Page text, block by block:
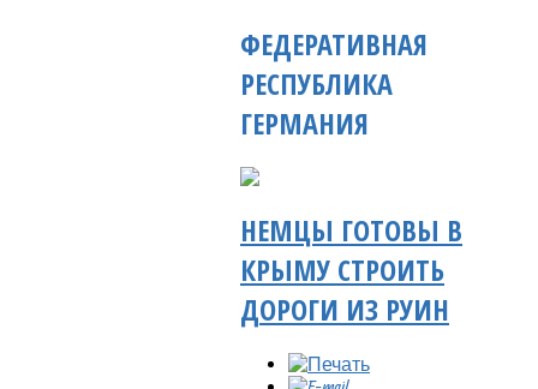
ФЕДЕРАТИВНАЯ
РЕСПУБЛИКА
ГЕРМАНИЯ
НЕМЦЫ ГОТОВЫ В
КРЫМУ СТРОИТЬ
ДОРОГИ ИЗ РУИН